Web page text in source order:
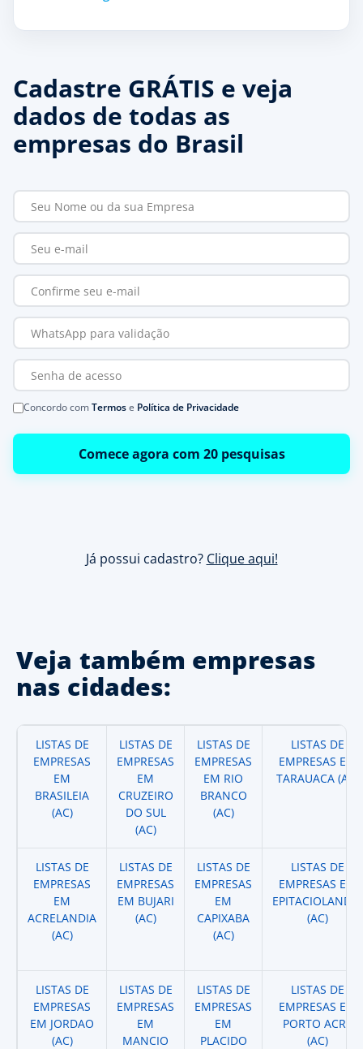
Cadastre GRÁTIS e veja
dados de todas as
empresas do Brasil
Concordo comTermose Política de Privacidade
Comece agora com 20 pesquisas
Já possui cadastro? Clique aqui!
Veja também empresas
nas cidades:
LISTAS DE
EMPRESAS
EM
BRASILEIA
(AC)
LISTAS DE
EMPRESAS
EM
CRUZEIRO
DO SUL
(AC)
LISTAS DE
EMPRESAS
EM RIO
BRANCO
(AC)
LISTAS DE
EMPRESAS EM
TARAUACA (AC)
LISTAS DE
EMPRESAS
EM
ACRELANDIA
(AC)
LISTAS DE
EMPRESAS
EM BUJARI
(AC)
LISTAS DE
EMPRESAS
EM
CAPIXABA
(AC)
LISTAS DE
EMPRESAS EM
EPITACIOLANDIA
(AC)
LISTAS DE
EMPRESAS
EM JORDAO
(AC)
LISTAS DE
EMPRESAS
EM
MANCIO
LISTAS DE
EMPRESAS
EM
PLACIDO
LISTAS DE
EMPRESAS EM
PORTO ACRE
(AC)